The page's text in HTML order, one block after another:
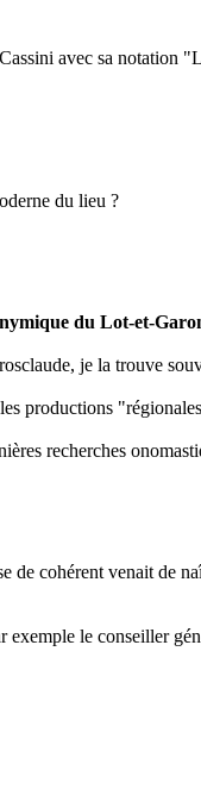
avec sa notation
du lieu ?
du Lot-et-
je la trouve
productions
recherches
de cohérent venait de
le conseiller